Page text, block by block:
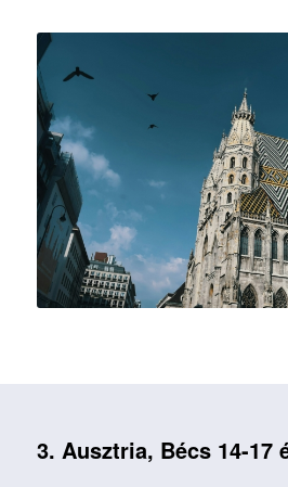
3. Ausztria, Bécs 14-17